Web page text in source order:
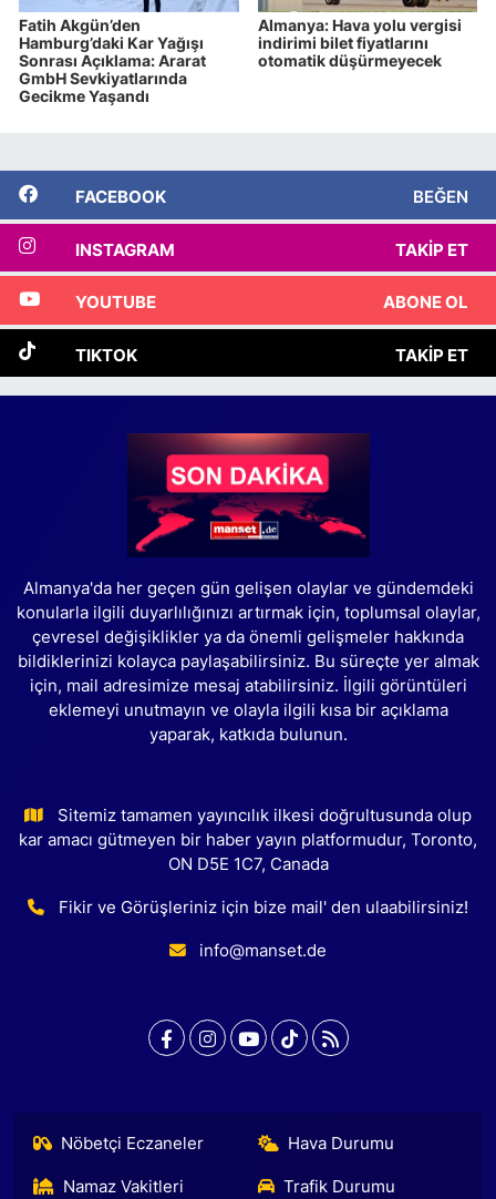
Fatih Akgün’den
Hamburg’daki Kar Yağışı
Sonrası Açıklama: Ararat
GmbH Sevkiyatlarında
Gecikme Yaşandı
Almanya: Hava yolu vergisi
indirimi bilet fiyatlarını
otomatik düşürmeyecek
FACEBOOK BEĞEN
INSTAGRAM TAKIP ET
YOUTUBE ABONE OL
TIKTOK TAKIP ET
Almanya'da her geçen gün gelişen olaylar ve gündemdeki
konularla ilgili duyarlılığınızı artırmak için, toplumsal olaylar,
çevresel değişiklikler ya da önemli gelişmeler hakkında
bildiklerinizi kolayca paylaşabilirsiniz. Bu süreçte yer almak
için, mail adresimize mesaj atabilirsiniz. İlgili görüntüleri
eklemeyi unutmayın ve olayla ilgili kısa bir açıklama
yaparak, katkıda bulunun.
Sitemiz tamamen yayıncılık ilkesi doğrultusunda olup
kar amacı gütmeyen bir haber yayın platformudur, Toronto,
ON D5E 1C7, Canada
Fikir ve Görüşleriniz için bize mail' den ulaabilirsiniz!
info@manset.de
Nöbetçi Eczaneler Hava Durumu
Namaz Vakitleri Trafik Durumu